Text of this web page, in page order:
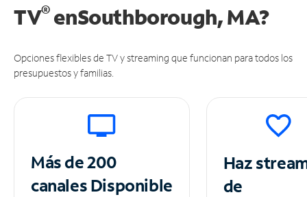
TV®enSouthborough, MA?
Opciones flexibles de TV y streaming que funcionan para todos los
presupuestos y familias.
Más de 200
canalesDisponible
Haz
de